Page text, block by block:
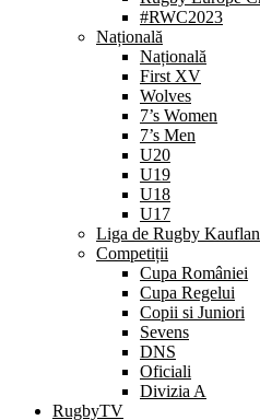
#RWC2023
Națională
Națională
First XV
Wolves
7’s Women
7’s Men
U20
U19
U18
U17
Liga de Rugby
Competiții
Cupa României
Cupa Regelui
Copii si Juniori
Sevens
DNS
Oficiali
Divizia A
RugbyTV